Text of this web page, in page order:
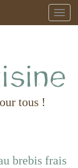
tous !
brebis frais